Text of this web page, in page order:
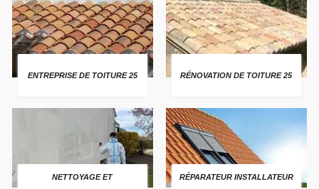
ENTREPRISE DE TOITURE 25 RÉNOVATION DE TOITURE 25
NETTOYAGE ET
RÉPARATEUR INSTALLATEUR